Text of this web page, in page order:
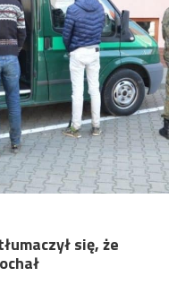
się, że